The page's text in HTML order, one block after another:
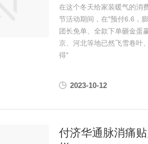
在这个冬天给家装暖气的消
节活动期间，在"预付6.6，
团长免单、全款下单砸金蛋
京、河北等地已然飞雪卷叶
得"
2023-10-12
付济华通脉消痛